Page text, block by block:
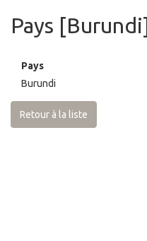
Pays [Burundi]
Pays
Burundi
Retour à la liste